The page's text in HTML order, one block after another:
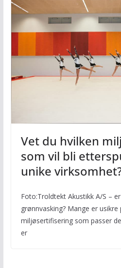
Vet du hvilken
som vil bli
unike
Foto:Troldtekt Akustikk A/S –
grønnvasking? Mange er usikre
miljøsertifisering som passer
er